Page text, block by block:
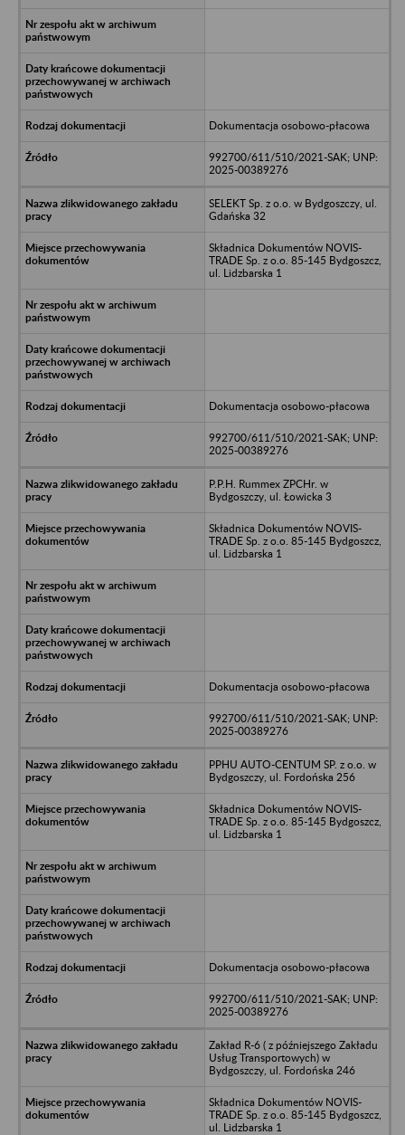
Dokumentacja osobowo-płacowa
992700/611/510/2021-SAK; UNP:
2025-00389276
SELEKT Sp. z o.o. w Bydgoszczy, ul.
Gdańska 32
Składnica Dokumentów NOVIS-
TRADE Sp. z o.o. 85-145 Bydgoszcz,
ul. Lidzbarska 1
Dokumentacja osobowo-płacowa
992700/611/510/2021-SAK; UNP:
2025-00389276
P.P.H. Rummex ZPCHr. w
Bydgoszczy, ul. Łowicka 3
Składnica Dokumentów NOVIS-
TRADE Sp. z o.o. 85-145 Bydgoszcz,
ul. Lidzbarska 1
Dokumentacja osobowo-płacowa
992700/611/510/2021-SAK; UNP:
2025-00389276
PPHU AUTO-CENTUM SP. z o.o. w
Bydgoszczy, ul. Fordońska 256
Składnica Dokumentów NOVIS-
TRADE Sp. z o.o. 85-145 Bydgoszcz,
ul. Lidzbarska 1
Dokumentacja osobowo-płacowa
992700/611/510/2021-SAK; UNP:
2025-00389276
Zakład R-6 ( z późniejszego Zakładu
Usług Transportowych) w
Bydgoszczy, ul. Fordońska 246
Składnica Dokumentów NOVIS-
TRADE Sp. z o.o. 85-145 Bydgoszcz,
ul. Lidzbarska 1